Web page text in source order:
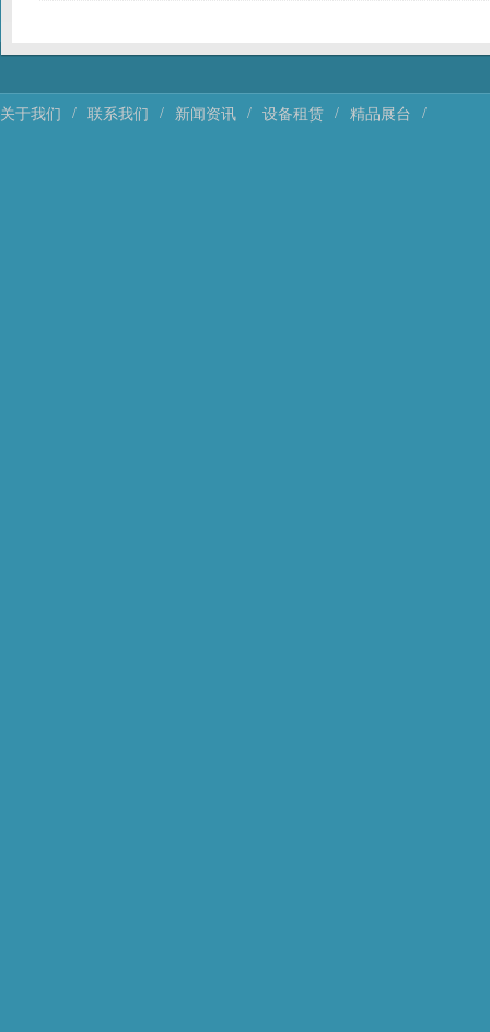
关于我们 / 联系我们 / 新闻资讯 / 设备租赁 / 精品展台 /